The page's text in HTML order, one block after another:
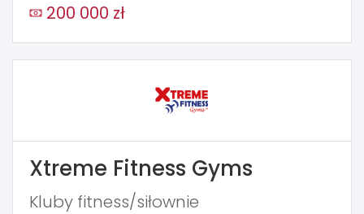
200 000 zł
Xtreme Fitness Gyms
Kluby fitness/siłownie